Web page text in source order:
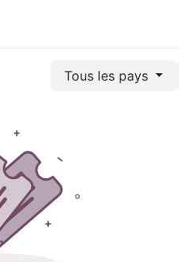
Tous les pays